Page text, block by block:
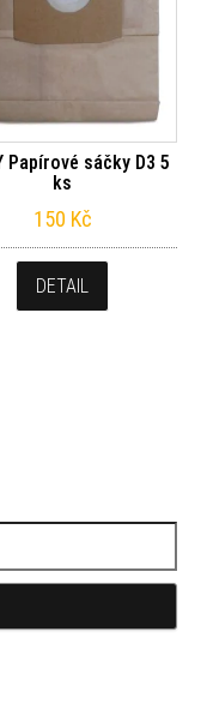
Papírové sáčky D3 5
ks
150 Kč
DETAIL